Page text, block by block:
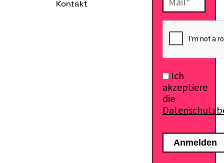
Kontakt
Ich
akzeptiere
die